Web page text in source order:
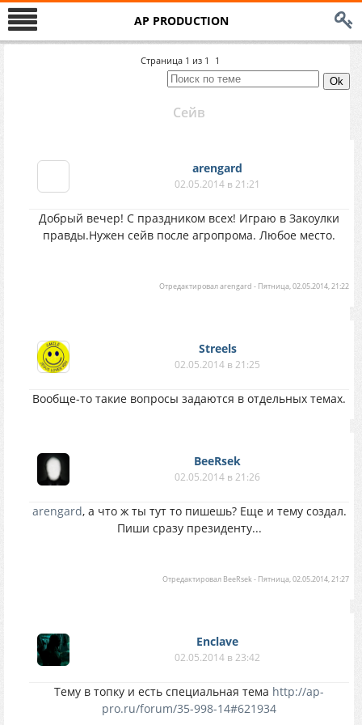
AP PRODUCTION
Страница 1 из 1 1
Сейв
arengard
02.05.2014 в 21:21
Добрый вечер! С праздником всех! Играю в Закоулки
правды.Нужен сейв после агропрома. Любое место.
Отредактировалarengard - Пятница, 02.05.2014, 21:22
Streels
02.05.2014 в 21:25
Вообще-то такие вопросы задаются в отдельных темах.
BeeRsek
02.05.2014 в 21:26
arengard, а что ж ты тут то пишешь? Еще и тему создал.
Пиши сразу президенту...
Отредактировал BeeRsek- Пятница, 02.05.2014, 21:27
Enclave
02.05.2014 в 23:42
Тему в топку и есть специальная тема http://ap-
pro.ru/forum/35-998-14#621934